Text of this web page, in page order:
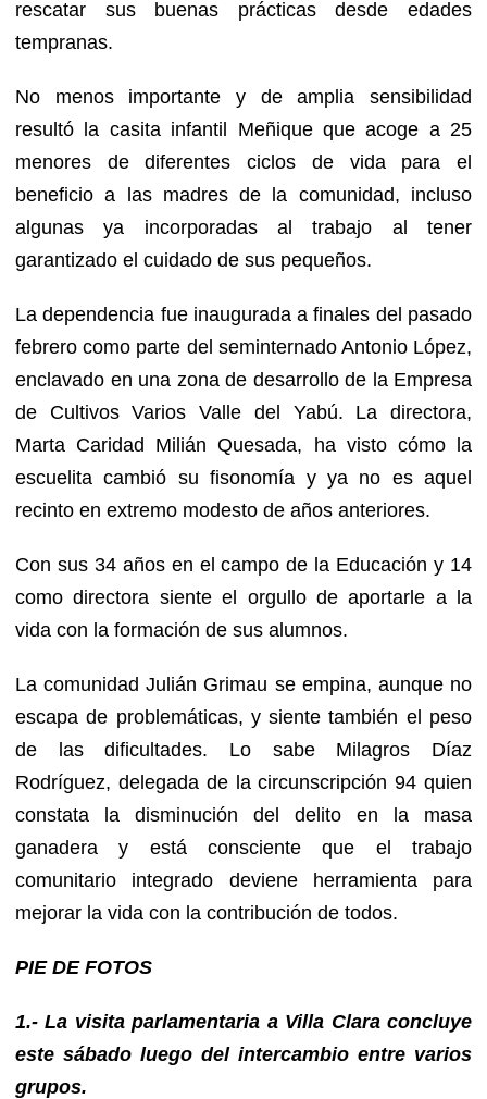
rescatar sus buenas prácticas desde edades
tempranas.
No menos importante y de amplia sensibilidad
resultó la casita infantil Meñique que acoge a 25
menores de diferentes ciclos de vida para el
beneficio a las madres de la comunidad, incluso
algunas ya incorporadas al trabajo al tener
garantizado el cuidado de sus pequeños.
La dependencia fue inaugurada a finales del pasado
febrero como parte del seminternado Antonio López,
enclavado en una zona de desarrollo de la Empresa
de Cultivos Varios Valle del Yabú. La directora,
Marta Caridad Milián Quesada, ha visto cómo la
escuelita cambió su fisonomía y ya no es aquel
recinto en extremo modesto de años anteriores.
Con sus 34 años en el campo de la Educación y 14
como directora siente el orgullo de aportarle a la
vida con la formación de sus alumnos.
La comunidad Julián Grimau se empina, aunque no
escapa de problemáticas, y siente también el peso
de las dificultades. Lo sabe Milagros Díaz
Rodríguez, delegada de la circunscripción 94 quien
constata la disminución del delito en la masa
ganadera y está consciente que el trabajo
comunitario integrado deviene herramienta para
mejorar la vida con la contribución de todos.
PIE DE FOTOS
1.- La visita parlamentaria a Villa Clara concluye
este sábado luego del intercambio entre varios
grupos.